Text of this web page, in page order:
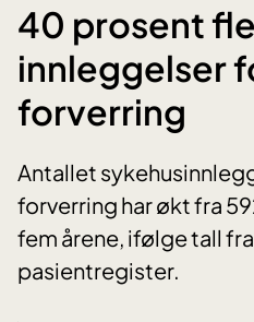
40 prosent
innleggelser
forverring
Antallet
forverring har økt fra
fem årene, ifølge tall
pasientregister.